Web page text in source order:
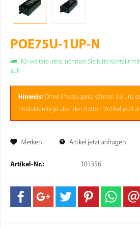
POE75U-1UP-N
Für weitere Infos, nehmen Sie bitte Kontakt
auf!
Hinweis: Ohne Shopzugang können Sie uns
Produktanfrage über den Button "Artikel jetzt
Merken Artikel jetzt anfragen
Artikel-Nr.: 101356